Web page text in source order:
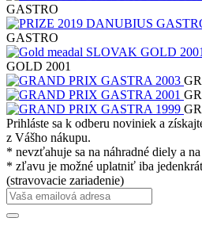
GASTRO
GASTRO
GOLD 2001
Prihláste sa k odberu noviniek a
z Vášho nákupu.
* nevzťahuje sa na náhradné diely a
* zľavu je možné uplatniť iba
(stravovacie zariadenie)